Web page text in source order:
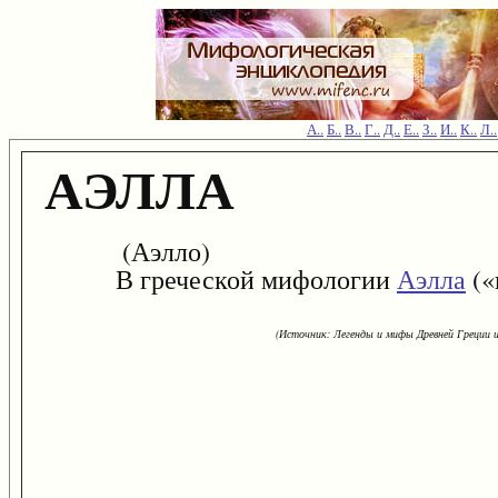
А..Б..В..Г..Д..Е..З..И..К..Л..
АЭЛЛА
(Аэлло)
В греческой мифологииАэлла
(Источник: Легенды и мифы Древней